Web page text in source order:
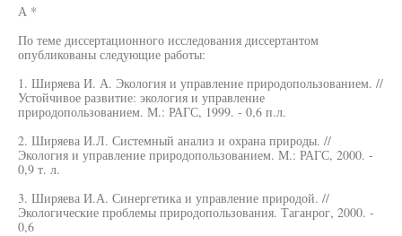
А *
По теме диссертационного исследования диссертантом
опубликованы следующие работы:
1. Ширяева И. А. Экология и управление природопользованием. //
Устойчивое развитие: экология и управление
природопользованием. М.: РАГС, 1999. - 0,6 п.л.
2. Ширяева И.Л. Системный анализ и охрана природы. //
Экология и управление природопользованием. М.: РАГС, 2000. -
0,9 т. л.
3. Ширяева И.А. Синергетика и управление природой. //
Экологические проблемы природопользования. Таганрог, 2000. -
0,6